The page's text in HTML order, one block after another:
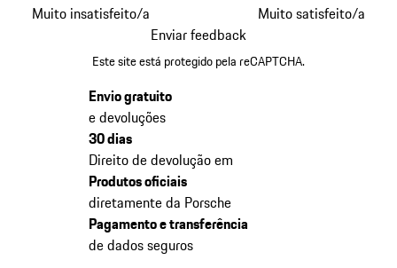
Muito insatisfeito/a
Muito satisfeito/a
Enviar feedback
Este site está protegido pela reCAPTCHA.
Envio gratuito
e devoluções
30 dias
Direito de devolução em
Produtos oficiais
diretamente da Porsche
Pagamento e transferência
de dados seguros